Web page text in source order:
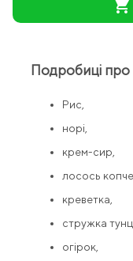
shopping_cart
Подробиці
Рис,
норі,
крем-сир,
лосось
креветка,
стружка
огірок,